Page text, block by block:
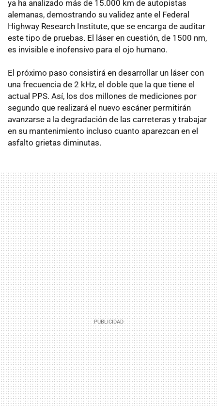
ya ha analizado más de 15.000 km de autopistas
alemanas, demostrando su validez ante el Federal
Highway Research Institute, que se encarga de auditar
este tipo de pruebas. El láser en cuestión, de 1500 nm,
es invisible e inofensivo para el ojo humano.
El próximo paso consistirá en desarrollar un láser con
una frecuencia de 2 kHz, el doble que la que tiene el
actual PPS. Así, los dos millones de mediciones por
segundo que realizará el nuevo escáner permitirán
avanzarse a la degradación de las carreteras y trabajar
en su mantenimiento incluso cuanto aparezcan en el
asfalto grietas diminutas.